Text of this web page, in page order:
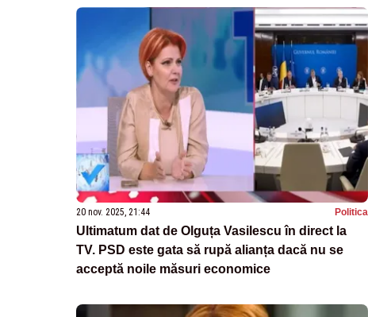
20 nov. 2025, 21:44 Politica
Ultimatum dat de Olguța Vasilescu în direct la
TV. PSD este gata să rupă alianța dacă nu se
acceptă noile măsuri economice